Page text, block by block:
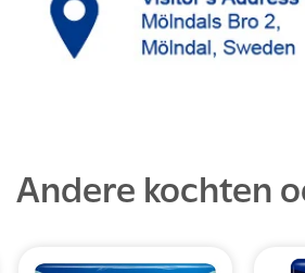
Andere kochten